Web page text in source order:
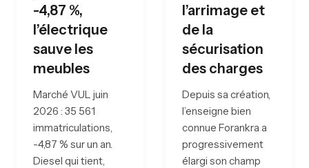
-4,87 %,
l’électrique
sauve les
meubles
Marché VUL juin
2026 : 35 561
immatriculations,
-4,87 % sur un an.
Diesel qui tient,
l’arrimage et
de la
sécurisation
des charges
Depuis sa création,
l’enseigne bien
connue Forankra a
progressivement
élargi son champ